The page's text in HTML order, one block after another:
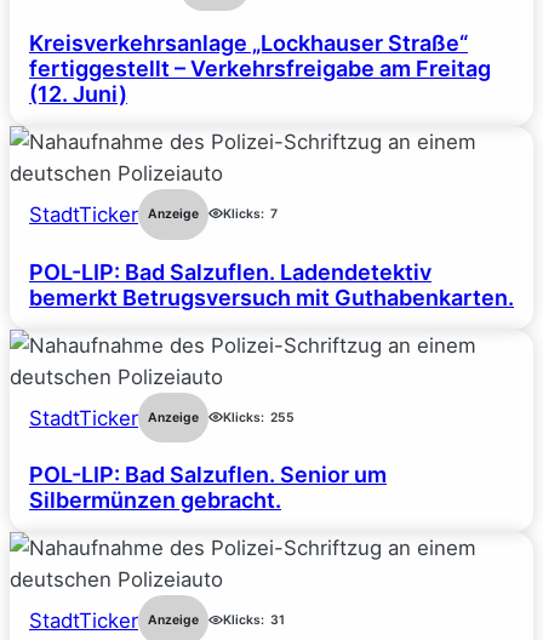
Kreisverkehrsanlage „Lockhauser Straße“
fertiggestellt – Verkehrsfreigabe am Freitag
(12. Juni)
StadtTicker Anzeige Klicks: 7
POL-LIP: Bad Salzuflen. Ladendetektiv
bemerkt Betrugsversuch mit Guthabenkarten.
StadtTicker Anzeige Klicks: 255
POL-LIP: Bad Salzuflen. Senior um
Silbermünzen gebracht.
StadtTicker Anzeige Klicks: 31